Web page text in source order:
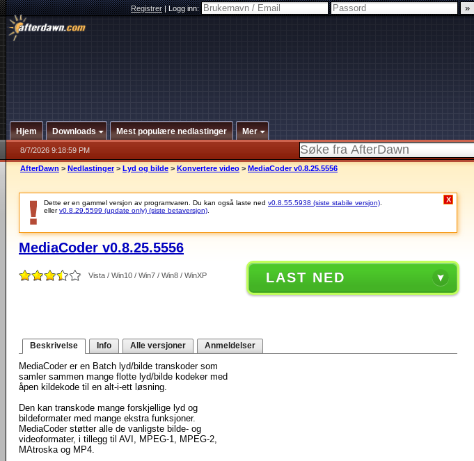
Registrer|Logg inn:
Hjem Downloads Mest populære nedlastinger Mer
8/7/2026 9:18:59 PM
AfterDawn > Nedlastinger > Lyd og bilde > Konvertere video > MediaCoder v0.8.25.5556
Dette er en gammel versjon av programvaren. Du kan også laste ned v0.8.55.5938 (siste stabile versjon)
ellerv0.8.29.5599 (update only) (siste betaversjon)
X
MediaCoder v0.8.25.5556
Vista / Win10 / Win7 / Win8 / WinXP LAST NED
Beskrivelse Info Alle versjoner Anmeldelser
MediaCoder er en Batch lyd/bilde transkoder som
samler sammen mange flotte lyd/bilde kodeker med
åpen kildekode til en alt-i-ett løsning.
Den kan transkode mange forskjellige lyd og
bildeformater med mange ekstra funksjoner.
MediaCoder støtter alle de vanligste bilde- og
videoformater, i tillegg til AVI, MPEG-1, MPEG-2,
MAtroska og MP4.